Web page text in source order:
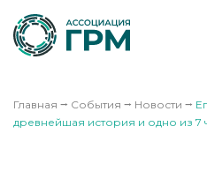
Главная ⭢ События ⭢ Новости ⭢
древнейшая история и одно из 7